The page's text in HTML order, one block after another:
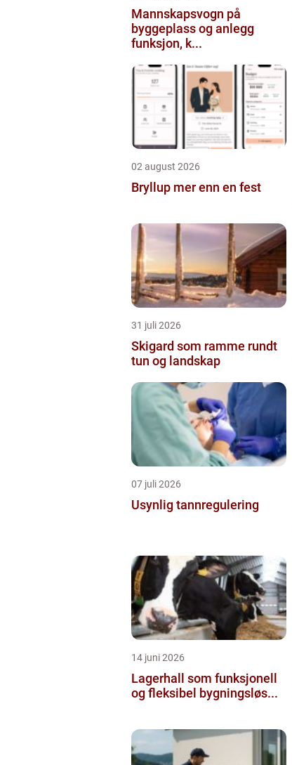
Mannskapsvogn på
byggeplass og anlegg
funksjon, k...
02 august 2026
Bryllup mer enn en fest
31 juli 2026
Skigard som ramme rundt
tun og landskap
07 juli 2026
Usynlig tannregulering
14 juni 2026
Lagerhall som funksjonell
og fleksibel bygningsløs...